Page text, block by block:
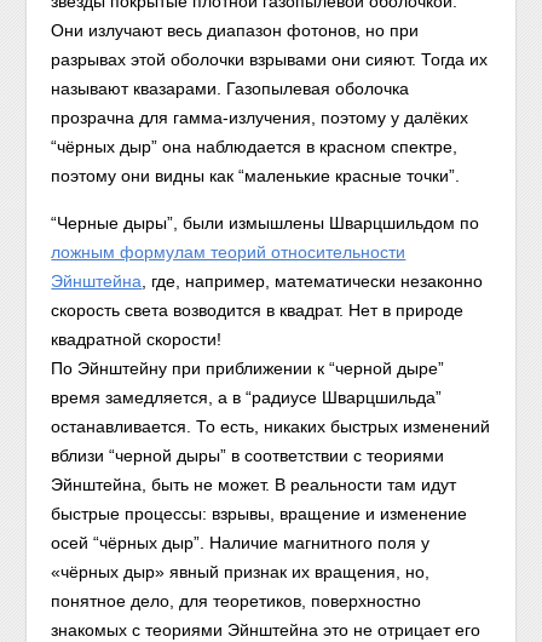
Они излучают весь диапазон фотонов, но при
разрывах этой оболочки взрывами они сияют. Тогда их
называют квазарами. Газопылевая оболочка
прозрачна для гамма-излучения, поэтому у далёких
“чёрных дыр” она наблюдается в красном спектре,
поэтому они видны как “маленькие красные точки”.
“Черные дыры”, были измышлены Шварцшильдом по
ложным формулам теорий относительности
Эйнштейна, где, например, математически незаконно
скорость света возводится в квадрат. Нет в природе
квадратной скорости!
По Эйнштейну при приближении к “черной дыре”
время замедляется, а в “радиусе Шварцшильда”
останавливается. То есть, никаких быстрых изменений
вблизи “черной дыры” в соответствии с теориями
Эйнштейна, быть не может. В реальности там идут
быстрые процессы: взрывы, вращение и изменение
осей “чёрных дыр”. Наличие магнитного поля у
«чёрных дыр» явный признак их вращения, но,
понятное дело, для теоретиков, поверхностно
знакомых с теориями Эйнштейна это не отрицает его